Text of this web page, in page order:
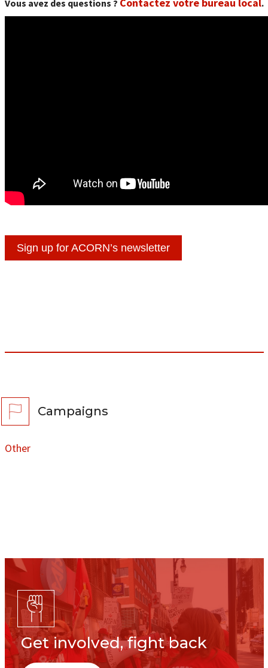
Vous avez des questions ?
.
Sign up for ACORN’s newsletter
Campaigns
Other
Get involved, fight back